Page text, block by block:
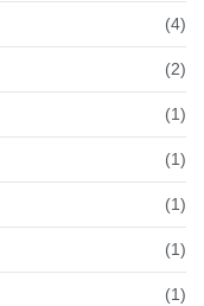
(4)
(2)
(1)
(1)
(1)
(1)
(1)